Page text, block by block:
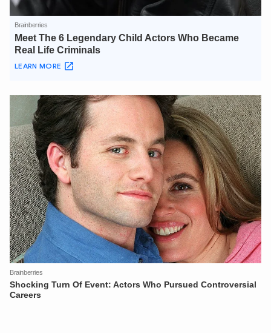
XIN CHÀO,
TÔI LÀ CHATBOT CỦA
Hãy hỏi tôi bất kỳ điều gì bạn cần biết về
An Ninh Thủ Đô nhé. Tôi sẵn sàng hỗ trợ!